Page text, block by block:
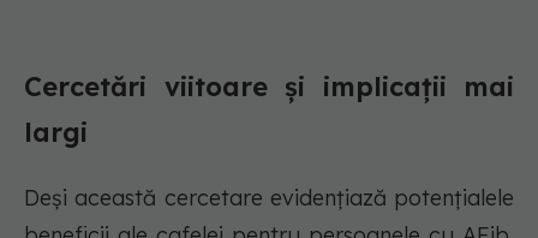
Cercetări viitoare și implicații mai
largi
Deși această cercetare evidențiază potențialele